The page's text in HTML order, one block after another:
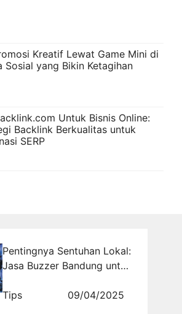
Kreatif Lewat Game Mini di
Sosial yang Bikin Ketagihan
Untuk Bisnis Online:
Backlink Berkualitas untuk
SERP
Pentingnya Sentuhan Lokal:
Jasa Buzzer Bandung untuk
Tips
09/04/2025